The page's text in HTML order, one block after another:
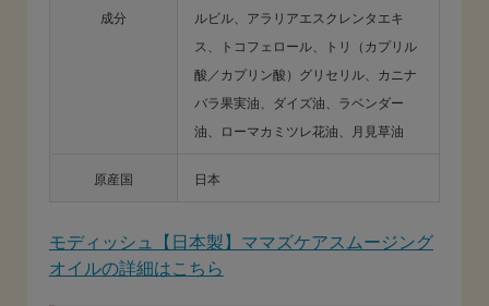
成分
ルビル、アラリアエスクレンタエキ
ス、トコフェロール、トリ（カプリル
酸／カプリン酸）グリセリル、カニナ
バラ果実油、ダイズ油、ラベンダー
油、ローマカミツレ花油、月見草油
原産国 日本
モディッシュ【日本製】ママズケアスムージング
オイルの詳細はこちら